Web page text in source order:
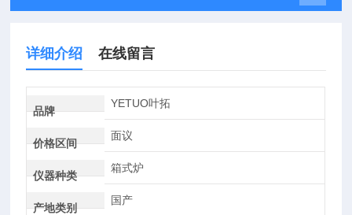
详细介绍 在线留言
品牌
YETUO叶拓
价格区间
面议
仪器种类
箱式炉
产地类别
国产